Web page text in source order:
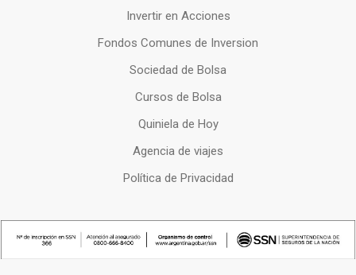
Invertir en Acciones
Fondos Comunes de Inversion
Sociedad de Bolsa
Cursos de Bolsa
Quiniela de Hoy
Agencia de viajes
Política de Privacidad